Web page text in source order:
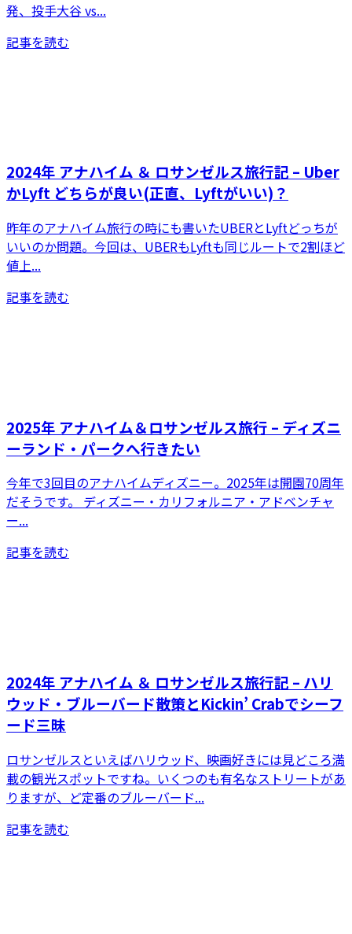
発、投手大谷 vs...
記事を読む
2024年 アナハイム ＆ ロサンゼルス旅行記 – Uber
かLyft どちらが良い(正直、Lyftがいい)？
昨年のアナハイム旅行の時にも書いたUBERとLyftどっちが
いいのか問題。今回は、UBERもLyftも同じルートで2割ほど
値上...
記事を読む
2025年 アナハイム＆ロサンゼルス旅行 – ディズニ
ーランド・パークへ行きたい
今年で3回目のアナハイムディズニー。2025年は開園70周年
だそうです。 ディズニー・カリフォルニア・アドベンチャ
ー...
記事を読む
2024年 アナハイム ＆ ロサンゼルス旅行記 – ハリ
ウッド・ブルーバード散策とKickin’ Crabでシーフ
ード三昧
ロサンゼルスといえばハリウッド、映画好きには見どころ満
載の観光スポットですね。いくつのも有名なストリートがあ
りますが、ど定番のブルーバード...
記事を読む